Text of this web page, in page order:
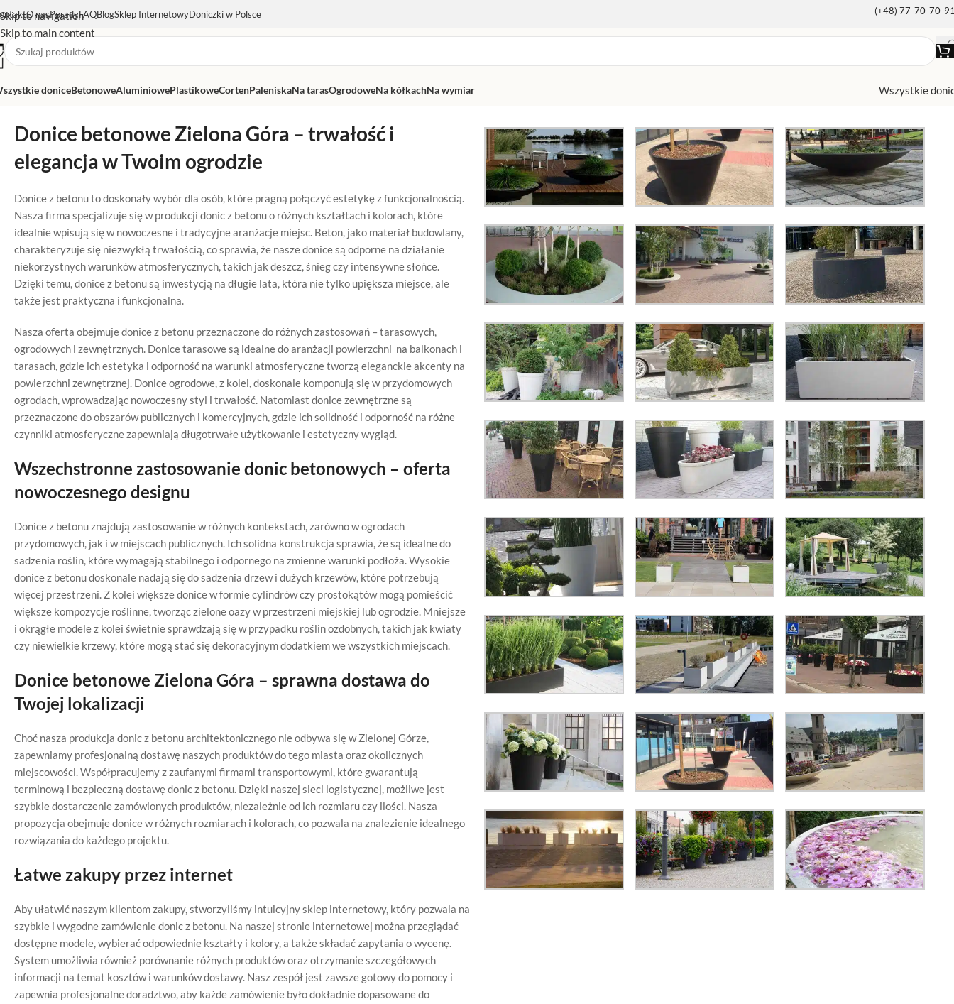
Skip to navigation
Skip to main content
O nasPoradyFAQBlogSklep InternetowyDoniczki w Polsce (+48) 77-70-70-
doniceBetonoweAluminiowePlastikoweCortenPaleniskaNa tarasOgrodoweNa kółkachNa wymiar Wszystkie
Donice betonowe Zielona Góra – trwałość i
elegancja w Twoim ogrodzie
Donice z betonu to doskonały wybór dla osób, które pragną połączyć estetykę z funkcjonalnością.
Nasza firma specjalizuje się w produkcji donic z betonu o różnych kształtach i kolorach, które
idealnie wpisują się w nowoczesne i tradycyjne aranżacje miejsc. Beton, jako materiał budowlany,
charakteryzuje się niezwykłą trwałością, co sprawia, że nasze donice są odporne na działanie
niekorzystnych warunków atmosferycznych, takich jak deszcz, śnieg czy intensywne słońce.
Dzięki temu, donice z betonu są inwestycją na długie lata, która nie tylko upiększa miejsce, ale
także jest praktyczna i funkcjonalna.
Nasza oferta obejmuje donice z betonu przeznaczone do różnych zastosowań – tarasowych,
ogrodowych i zewnętrznych. Donice tarasowe są idealne do aranżacji powierzchni na balkonach i
tarasach, gdzie ich estetyka i odporność na warunki atmosferyczne tworzą eleganckie akcenty na
powierzchni zewnętrznej. Donice ogrodowe, z kolei, doskonale komponują się w przydomowych
ogrodach, wprowadzając nowoczesny styl i trwałość. Natomiast donice zewnętrzne są
przeznaczone do obszarów publicznych i komercyjnych, gdzie ich solidność i odporność na różne
czynniki atmosferyczne zapewniają długotrwałe użytkowanie i estetyczny wygląd.
Wszechstronne zastosowanie donic betonowych – oferta
nowoczesnego designu
Donice z betonu znajdują zastosowanie w różnych kontekstach, zarówno w ogrodach
przydomowych, jak i w miejscach publicznych. Ich solidna konstrukcja sprawia, że są idealne do
sadzenia roślin, które wymagają stabilnego i odpornego na zmienne warunki podłoża. Wysokie
donice z betonu doskonale nadają się do sadzenia drzew i dużych krzewów, które potrzebują
więcej przestrzeni. Z kolei większe donice w formie cylindrów czy prostokątów mogą pomieścić
większe kompozycje roślinne, tworząc zielone oazy w przestrzeni miejskiej lub ogrodzie. Mniejsze
i okrągłe modele z kolei świetnie sprawdzają się w przypadku roślin ozdobnych, takich jak kwiaty
czy niewielkie krzewy, które mogą stać się dekoracyjnym dodatkiem we wszystkich miejscach.
Donice betonowe Zielona Góra – sprawna dostawa do
Twojej lokalizacji
Choć nasza produkcja donic z betonu architektonicznego nie odbywa się w Zielonej Górze,
zapewniamy profesjonalną dostawę naszych produktów do tego miasta oraz okolicznych
miejscowości. Współpracujemy z zaufanymi firmami transportowymi, które gwarantują
terminową i bezpieczną dostawę donic z betonu. Dzięki naszej sieci logistycznej, możliwe jest
szybkie dostarczenie zamówionych produktów, niezależnie od ich rozmiaru czy ilości. Nasza
propozycja obejmuje donice w różnych rozmiarach i kolorach, co pozwala na znalezienie idealnego
rozwiązania do każdego projektu.
Łatwe zakupy przez internet
Aby ułatwić naszym klientom zakupy, stworzyliśmy intuicyjny sklep internetowy, który pozwala na
szybkie i wygodne zamówienie donic z betonu. Na naszej stronie internetowej można przeglądać
dostępne modele, wybierać odpowiednie kształty i kolory, a także składać zapytania o wycenę.
System umożliwia również porównanie różnych produktów oraz otrzymanie szczegółowych
informacji na temat kosztów i warunków dostawy. Nasz zespół jest zawsze gotowy do pomocy i
zapewnia profesjonalne doradztwo, aby każde zamówienie było dokładnie dopasowane do